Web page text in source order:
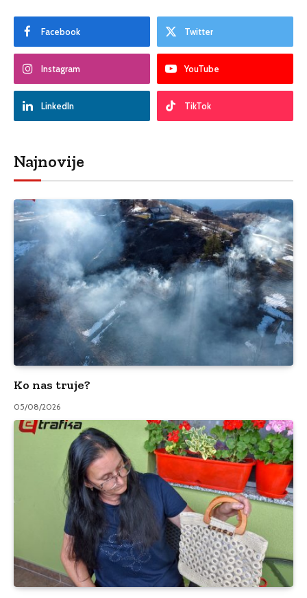
Facebook Twitter
Instagram YouTube
LinkedIn TikTok
Najnovije
Ko nas truje?
05/08/2026